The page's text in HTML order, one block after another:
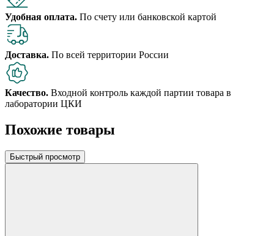
Удобная оплата. По счету или банковской картой
Доставка. По всей территории России
Качество. Входной контроль каждой партии товара в
лаборатории ЦКИ
Похожие товары
Быстрый просмотр